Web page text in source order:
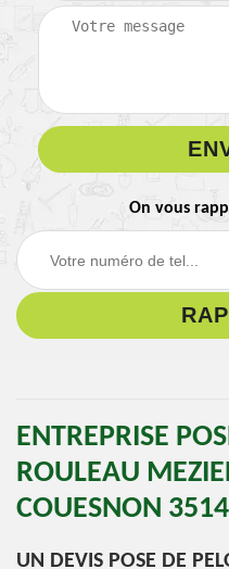
On vous
ENTREPRISE
ROULEAU
COUESNON
UN DEVIS POSE DE